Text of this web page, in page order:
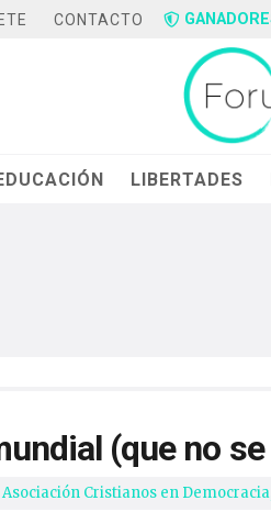
CONTACTO
LIBERTADES
(que no
Asociación Cristianos en Democracia